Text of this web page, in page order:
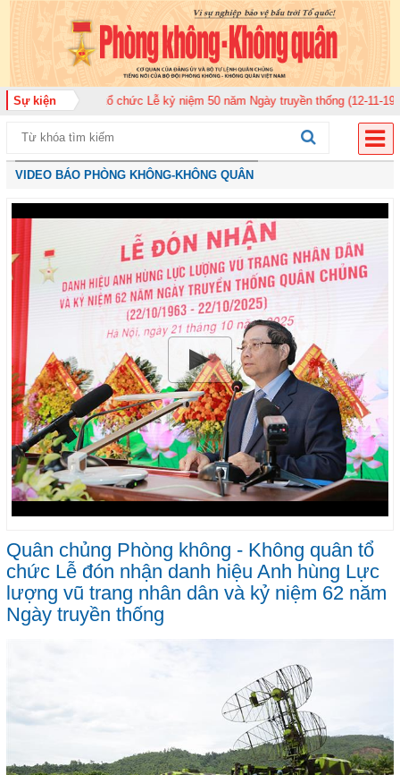
Sự kiện
920 tổ chức Lễ kỷ niệm 50 năm Ngày truyền thống (12-11-1975/12-11-2025)
VIDEO BÁO PHÒNG KHÔNG-KHÔNG QUÂN
Quân chủng Phòng không - Không quân tổ
chức Lễ đón nhận danh hiệu Anh hùng Lực
lượng vũ trang nhân dân và kỷ niệm 62 năm
Ngày truyền thống